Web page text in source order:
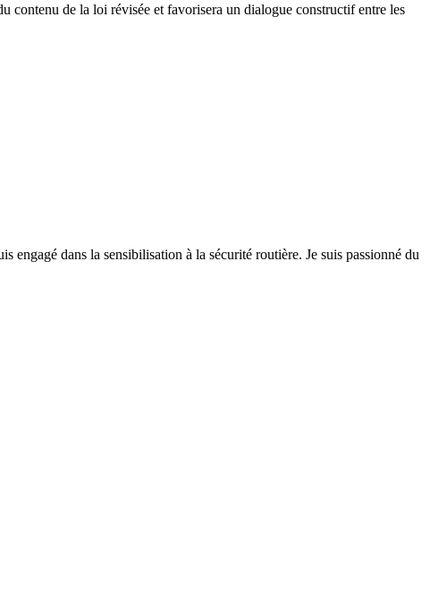
contenu de la loi révisée et favorisera un dialogue constructif entre les
engagé dans la sensibilisation à la sécurité routière. Je suis passionné du